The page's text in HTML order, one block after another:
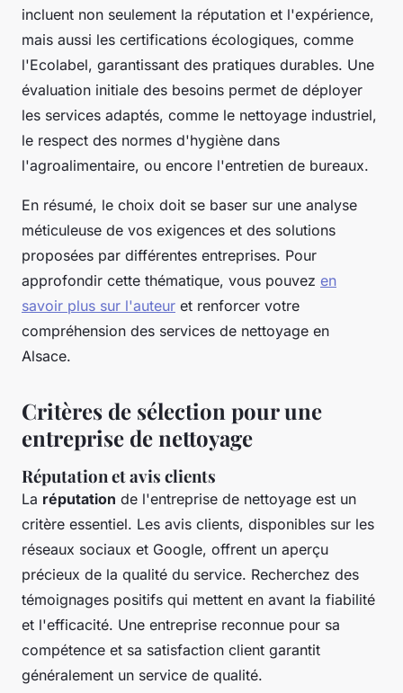
incluent non seulement la réputation et l'expérience,
mais aussi les certifications écologiques, comme
l'Ecolabel, garantissant des pratiques durables. Une
évaluation initiale des besoins permet de déployer
les services adaptés, comme le nettoyage industriel,
le respect des normes d'hygiène dans
l'agroalimentaire, ou encore l'entretien de bureaux.
En résumé, le choix doit se baser sur une analyse
méticuleuse de vos exigences et des solutions
proposées par différentes entreprises. Pour
approfondir cette thématique, vous pouvez en
savoir plus sur l'auteur et renforcer votre
compréhension des services de nettoyage en
Alsace.
Critères de sélection pour une
entreprise de nettoyage
Réputation et avis clients
La réputation de l'entreprise de nettoyage est un
critère essentiel. Les avis clients, disponibles sur les
réseaux sociaux et Google, offrent un aperçu
précieux de la qualité du service. Recherchez des
témoignages positifs qui mettent en avant la fiabilité
et l'efficacité. Une entreprise reconnue pour sa
compétence et sa satisfaction client garantit
généralement un service de qualité.